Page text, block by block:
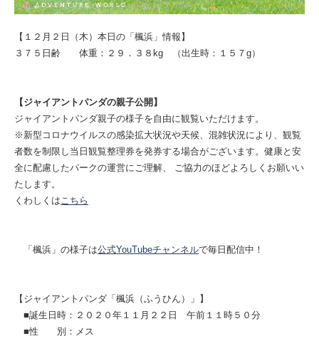
【１２月２日（木）本日の「楓浜」情報】
３７５日齢 体重：２９．３８kg （出生時：１５７g）
【ジャイアントパンダの親子公開】
ジャイアントパンダ親子の様子を自由に観覧いただけます。
※新型コロナウイルスの感染拡大状況や天候、混雑状況により、観覧
者数を制限し当日観覧整理券を発券する場合がございます。健康と安
全に配慮したパークの運営にご理解、 ご協力のほどよろしくお願いい
たします。
くわしくはこちら
「楓浜」の様子は公式YouTubeチャンネルで毎日配信中！
【ジャイアントパンダ「楓浜（ふうひん）」】
■誕生日時：２０２０年１１月２２日 午前１１時５０分
■性 別：メス